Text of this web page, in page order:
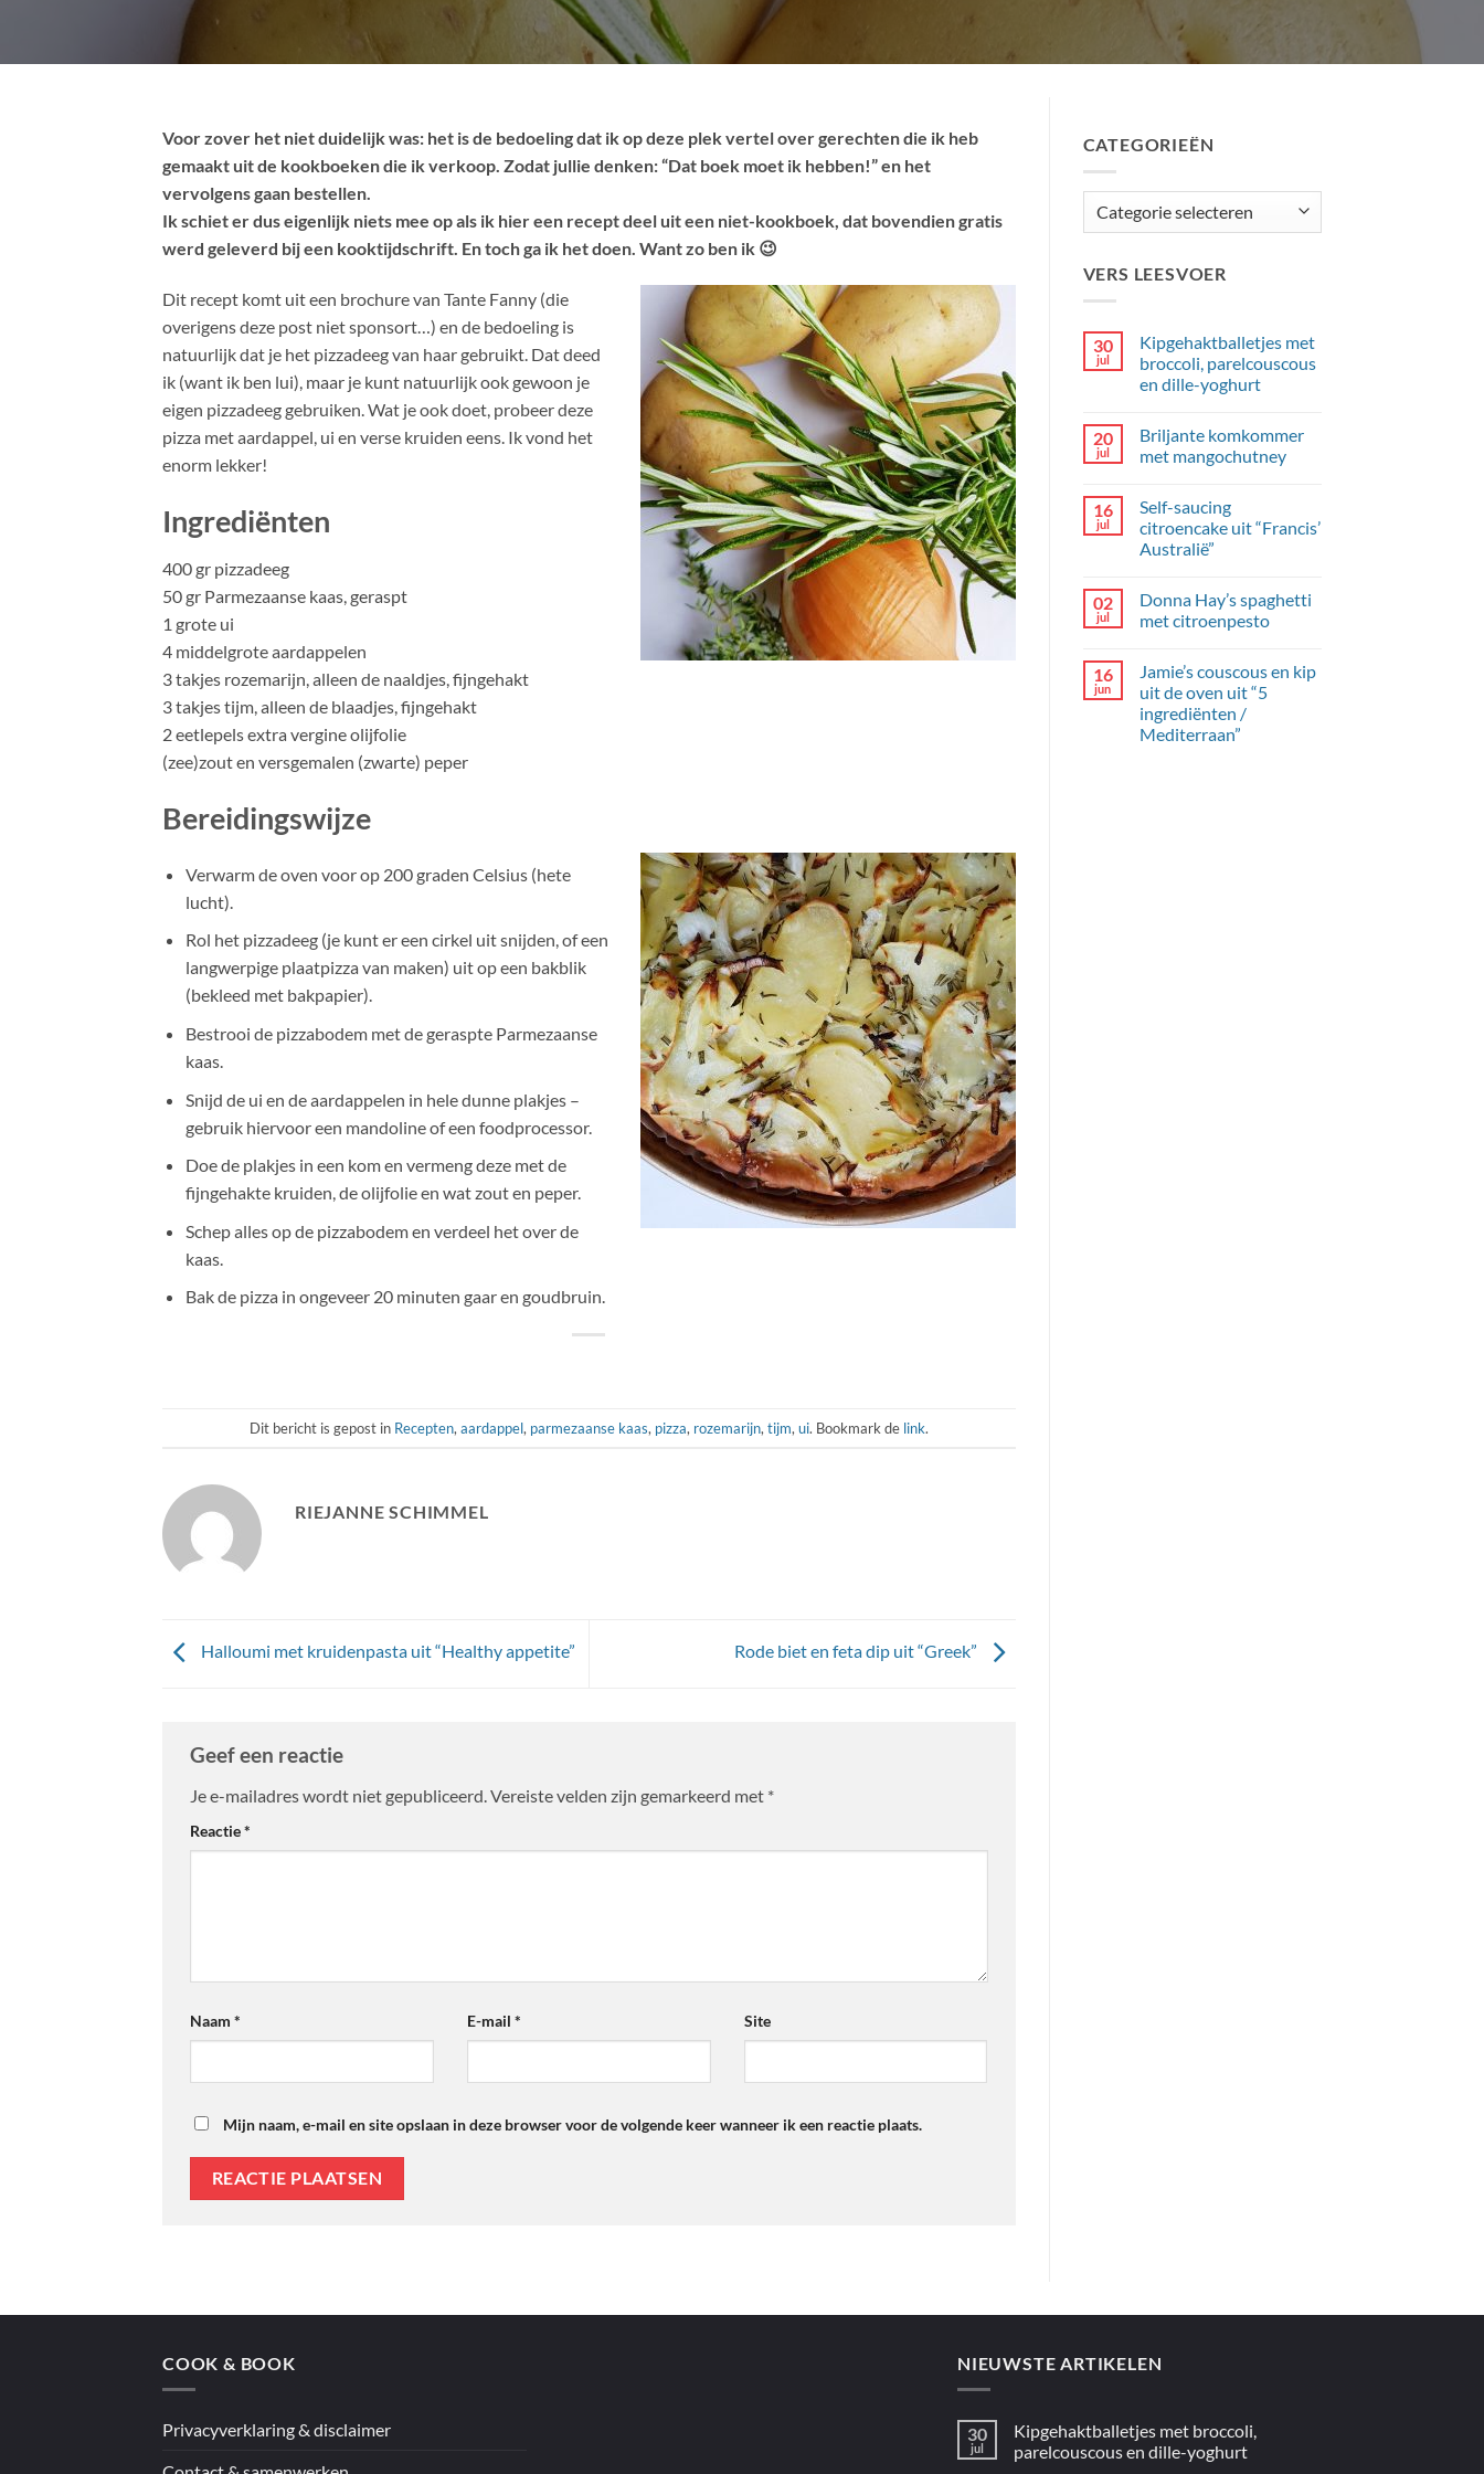
Voor zover het niet duidelijk was: het is de bedoeling dat ik op deze plek vertel over gerechten die ik heb
gemaakt uit de kookboeken die ik verkoop. Zodat jullie denken: “Dat boek moet ik hebben!” en het
vervolgens gaan bestellen.
Ik schiet er dus eigenlijk niets mee op als ik hier een recept deel uit een niet-kookboek, dat bovendien gratis
werd geleverd bij een kooktijdschrift. En toch ga ik het doen. Want zo ben ik 😉
Dit recept komt uit een brochure van Tante Fanny (die
overigens deze post niet sponsort…) en de bedoeling is
natuurlijk dat je het pizzadeeg van haar gebruikt. Dat deed
ik (want ik ben lui), maar je kunt natuurlijk ook gewoon je
eigen pizzadeeg gebruiken. Wat je ook doet, probeer deze
pizza met aardappel, ui en verse kruiden eens. Ik vond het
enorm lekker!
Ingrediënten
400 gr pizzadeeg
50 gr Parmezaanse kaas, geraspt
1 grote ui
4 middelgrote aardappelen
3 takjes rozemarijn, alleen de naaldjes, fijngehakt
3 takjes tijm, alleen de blaadjes, fijngehakt
2 eetlepels extra vergine olijfolie
(zee)zout en versgemalen (zwarte) peper
Bereidingswijze
Verwarm de oven voor op 200 graden Celsius (hete
lucht).
Rol het pizzadeeg (je kunt er een cirkel uit snijden, of een
langwerpige plaatpizza van maken) uit op een bakblik
(bekleed met bakpapier).
Bestrooi de pizzabodem met de geraspte Parmezaanse
kaas.
Snijd de ui en de aardappelen in hele dunne plakjes –
gebruik hiervoor een mandoline of een foodprocessor.
Doe de plakjes in een kom en vermeng deze met de
fijngehakte kruiden, de olijfolie en wat zout en peper.
Schep alles op de pizzabodem en verdeel het over de
kaas.
Bak de pizza in ongeveer 20 minuten gaar en goudbruin.
Dit bericht is gepost in Recepten, aardappel, parmezaanse kaas, pizza, rozemarijn, tijm, ui. Bookmark de link.
RIEJANNE SCHIMMEL
Halloumi met kruidenpasta uit “Healthy appetite” Rode biet en feta dip uit “Greek”
Geef een reactie
Je e-mailadres wordt niet gepubliceerd.Vereiste velden zijn gemarkeerd met *
Reactie*
Naam * E-mail * Site
Mijn naam, e-mail en site opslaan in deze browser voor de volgende keer wanneer ik een reactie plaats.
CATEGORIEËN
Categorieën
VERS LEESVOER
30
jul
Kipgehaktballetjes met
broccoli, parelcouscous
en dille-yoghurt
op
Kipgehaktballetjes
met
en
dille-
yoghurt
20
jul
Briljante komkommer
met mangochutney
op
Briljante
komkommer
met
16
jul
Self-saucing
citroencake uit “Francis’
Australië”
op
saucing
“Francis’
Australië”
02
jul
Donna Hay’s spaghetti
met citroenpesto
op
Donna
Hay’s
spaghetti
met
citroenpesto
16
jun
Jamie’s couscous en kip
uit de oven uit “5
ingrediënten /
Mediterraan”
COOK & BOOK
Privacyverklaring & disclaimer
NIEUWSTE ARTIKELEN
30
jul
Kipgehaktballetjes met broccoli,
parelcouscous en dille-yoghurt